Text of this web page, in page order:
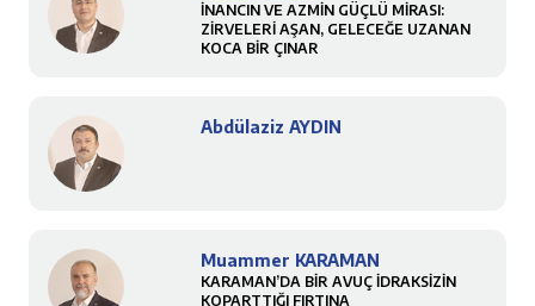
İNANCIN VE AZMİN GÜÇLÜ MİRASI:
ZİRVELERİ AŞAN, GELECEĞE UZANAN
KOCA BİR ÇINAR
Abdülaziz AYDIN
Muammer KARAMAN
KARAMAN’DA BİR AVUÇ İDRAKSİZİN
KOPARTTIĞI FIRTINA